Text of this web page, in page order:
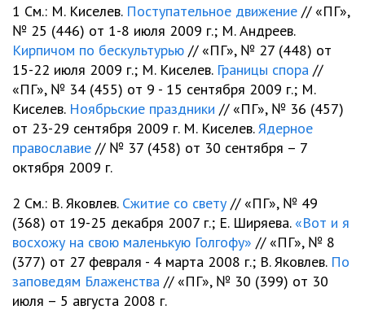
1 См.: М. Киселев. Поступательное движение // «ПГ»,
№ 25 (446) от 1-8 июля 2009 г.; М. Андреев.
Кирпичом по бескультурью // «ПГ», № 27 (448) от
15-22 июля 2009 г.; М. Киселев. Границы спора //
«ПГ», № 34 (455) от 9 - 15 сентября 2009 г.; М.
Киселев. Ноябрьские праздники // «ПГ», № 36 (457)
от 23-29 сентября 2009 г. М. Киселев.Ядерное
православие // № 37 (458) от 30 сентября – 7
октября 2009 г.
2 См.: В. Яковлев. Сжитие со свету // «ПГ», № 49
(368) от 19-25 декабря 2007 г.; Е. Ширяева.«Вот и я
восхожу на свою маленькую Голгофу» // «ПГ», № 8
(377) от 27 февраля - 4 марта 2008 г.; В. Яковлев. По
заповедям Блаженства // «ПГ», № 30 (399) от 30
июля – 5 августа 2008 г.